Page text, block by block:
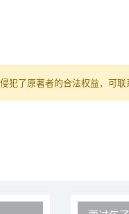
犯了原著者的合法权益，可